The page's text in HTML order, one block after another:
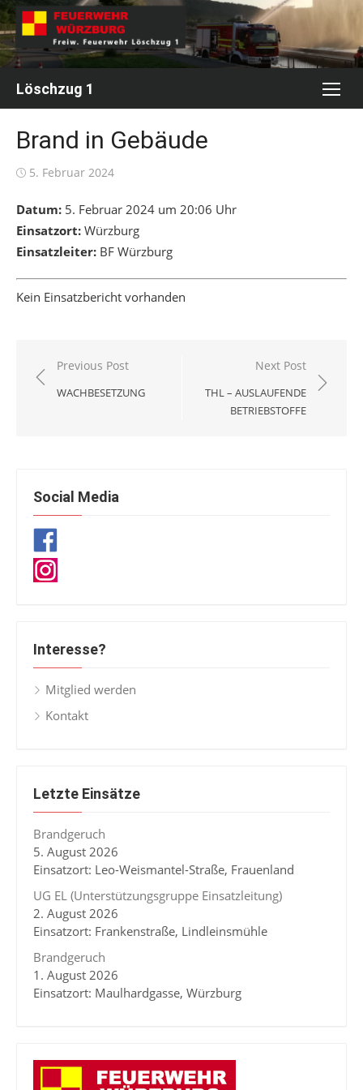
Skip
to
content
Löschzug 1
Brand in Gebäude
Posted
5. Februar 2024
Datum: 5. Februar 2024 um 20:06 Uhr
Einsatzort: Würzburg
Einsatzleiter: BF Würzburg
Kein Einsatzbericht vorhanden
Beitragsnavigation
Previous Post
WACHBESETZUNG
Next Post
THL – AUSLAUFENDE
BETRIEBSTOFFE
Social Media
Interesse?
Mitglied werden
Kontakt
Letzte Einsätze
Brandgeruch
5. August 2026
Einsatzort: Leo-Weismantel-Straße, Frauenland
UG EL (Unterstützungsgruppe Einsatzleitung)
2. August 2026
Einsatzort: Frankenstraße, Lindleinsmühle
Brandgeruch
1. August 2026
Einsatzort: Maulhardgasse, Würzburg